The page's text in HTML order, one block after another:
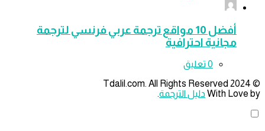
أفضل 10 مواقع ترجمة عربي فرنسي لترجمة
مجانية احترافية
With دليل الترجمة.